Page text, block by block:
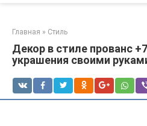
Главная » Стиль
Декор в стиле прованс
украшения своими